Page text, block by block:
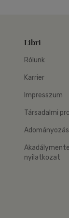
Libri
Rólunk
Karrier
Impresszum
Társadalmi
Adományozás
nyilatkozat